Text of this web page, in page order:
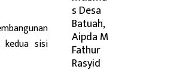
kedua sisi